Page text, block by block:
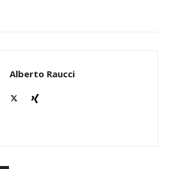
Alberto Raucci